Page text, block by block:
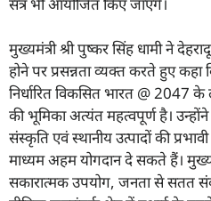
मुख्यमंत्री श्री पुष्कर सिंह धामी ने
होने पर प्रसन्नता व्यक्त करते हुए कहा कि
निर्धारित विकसित भारत @ 2047
की भूमिका अत्यंत महत्वपूर्ण है।
संस्कृति एवं स्थानीय उत्पादों की
माध्यम अहम योगदान दे सकते हैं।
सकारात्मक उपयोग, जनता से सतत